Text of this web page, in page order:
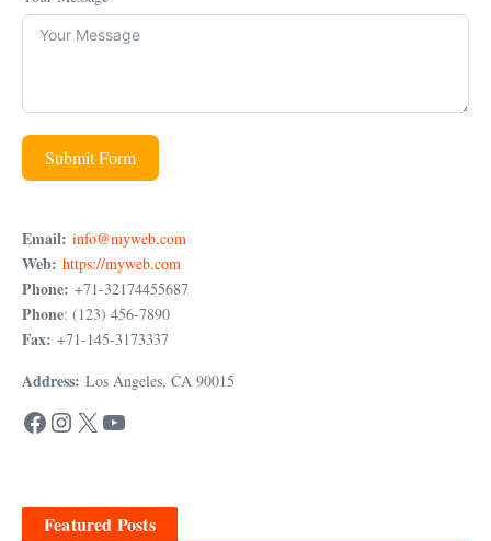
Submit Form
Email: info@myweb.com
Web: https://myweb.com
Phone: +71-32174455687
Phone: (123) 456-7890
Fax: +71-145-3173337
Address: Los Angeles, CA 90015
Facebook
Instagram
X YouTube
Featured Posts